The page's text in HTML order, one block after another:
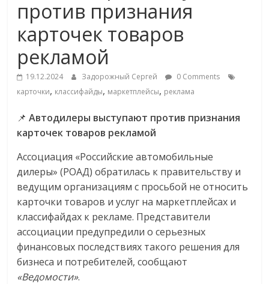
Commerce,
омниканальном
ритейле,
логистике,
технологиях,
соцсетях
Портал
об
онлайн-
торговле,
сервисах
против признания
карточек товаров
рекламой
19.12.2024 Задорожный Сергей
0 Comments
карточки, классифайды, маркетплейсы, реклама
📌Автодилеры выступают против признания
карточек товаров рекламой
Ассоциация «Российские автомобильные
дилеры» (РОАД) обратилась к правительству и
ведущим организациям с просьбой не относить
карточки товаров и услуг на маркетплейсах и
классифайдах к рекламе. Представители
ассоциации предупредили о серьезных
финансовых последствиях такого решения для
бизнеса и потребителей, сообщают
«Ведомости».